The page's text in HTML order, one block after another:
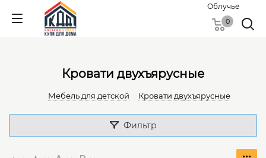
Облучье
0
Кровати двухъярусные
Мебель для детской Кровати двухъярусные
Фильтр